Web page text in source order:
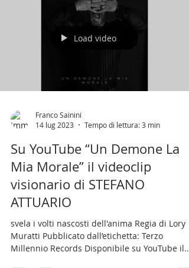
Load video
Franco Sainini
14 lug 2023
Tempo di lettura: 3 min
Su YouTube “Un Demone La
Mia Morale” il videoclip
visionario di STEFANO
ATTUARIO
svela i volti nascosti dell'anima Regia di Lory
Muratti Pubblicato dall’etichetta: Terzo
Millennio Records Disponibile su YouTube il...